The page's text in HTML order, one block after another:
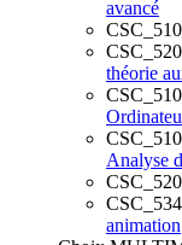
avancé
théorie
Analyse
animation